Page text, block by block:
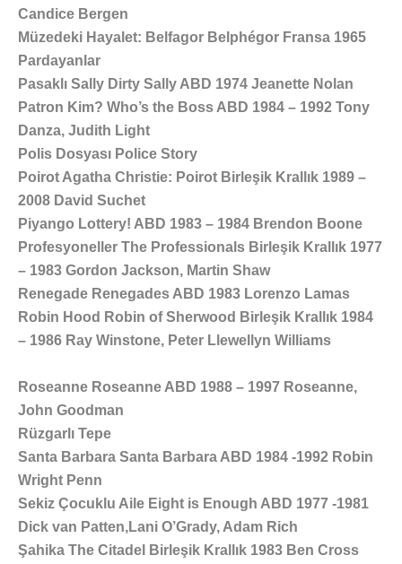
Candice Bergen
Müzedeki Hayalet: Belfagor Belphégor Fransa 1965
Pardayanlar
Pasaklı Sally Dirty Sally ABD 1974 Jeanette Nolan
Patron Kim? Who’s the Boss ABD 1984 – 1992 Tony
Danza, Judith Light
Polis Dosyası Police Story
Poirot Agatha Christie: Poirot Birleşik Krallık 1989 –
2008 David Suchet
Piyango Lottery! ABD 1983 – 1984 Brendon Boone
Profesyoneller The Professionals Birleşik Krallık 1977
– 1983 Gordon Jackson, Martin Shaw
Renegade Renegades ABD 1983 Lorenzo Lamas
Robin Hood Robin of Sherwood Birleşik Krallık 1984
– 1986 Ray Winstone, Peter Llewellyn Williams
Roseanne Roseanne ABD 1988 – 1997 Roseanne,
John Goodman
Rüzgarlı Tepe
Santa Barbara Santa Barbara ABD 1984 -1992 Robin
Wright Penn
Sekiz Çocuklu Aile Eight is Enough ABD 1977 -1981
Dick van Patten,Lani O’Grady, Adam Rich
Şahika The Citadel Birleşik Krallık 1983 Ben Cross